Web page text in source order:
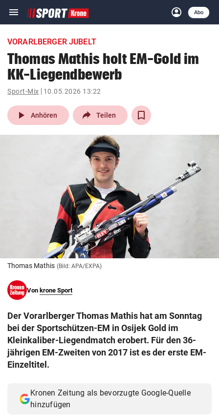
menu Navigation
ein-/ausklappen
account_circle
Anmelden
Abo
close Schließen
account_circle Anmelden
pin_drop
Wien arrow_right
bookmark
© Krone Multimedia GmbH & Co KG 2026
Muthgasse 2, 1190 Wien
VORARLBERGER JUBELT
Thomas Mathis holt EM-Gold im
KK-Liegendbewerb
Sport-Mix 10.05.2026 13:22
play_arrow Anhören Teilen
Thomas Mathis (Bild: APA/EXPA)
Von krone Sport
Der Vorarlberger Thomas Mathis hat am Sonntag
bei der Sportschützen-EM in Osijek Gold im
Kleinkaliber-Liegendmatch erobert. Für den 36-
jährigen EM-Zweiten von 2017 ist es der erste EM-
Einzeltitel.
Kronen Zeitung als bevorzugte Google-Quelle
hinzufügen